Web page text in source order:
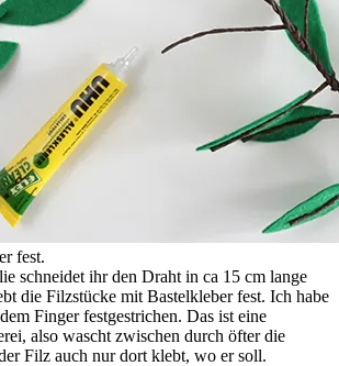
fest.
schneidet ihr den Draht in ca 15 cm lange
die Filzstücke mit Bastelkleber fest. Ich habe
Finger festgestrichen. Das ist eine
also wascht zwischen durch öfter die
Filz auch nur dort klebt, wo er soll.